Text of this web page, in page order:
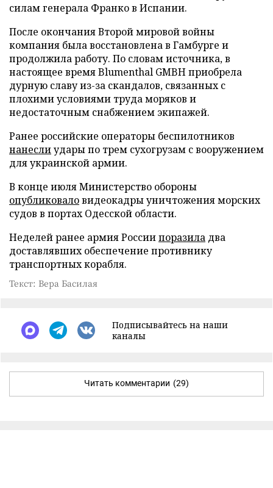
силам генерала Франко в Испании.
После окончания Второй мировой войны
компания была восстановлена в Гамбурге и
продолжила работу. По словам источника, в
настоящее время Blumenthal GMBH приобрела
дурную славу из-за скандалов, связанных с
плохими условиями труда моряков и
недостаточным снабжением экипажей.
Ранее российские операторы беспилотников
нанеслиудары по трем сухогрузам с вооружением
для украинской армии.
В конце июля Министерство обороны
опубликоваловидеокадры уничтожения морских
судов в портах Одесской области.
Неделей ранее армия Россиипоразила два
доставлявших обеспечение противнику
транспортных корабля.
Текст: Вера Басилая
Подписывайтесь на наши
каналы
Читать комментарии (29)